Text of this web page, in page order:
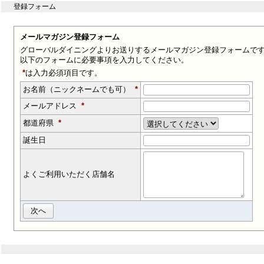
登録フォーム
メールマガジン登録フォーム
グローバルダイニングよりお送りするメールマガジン登録フォームで
以下のフォームに必要事項を入力してください。
*は入力必須項目です。
お名前（ニックネームでも可）
*
メールアドレス *
都道府県 *
誕生日
よくご利用いただく店舗名